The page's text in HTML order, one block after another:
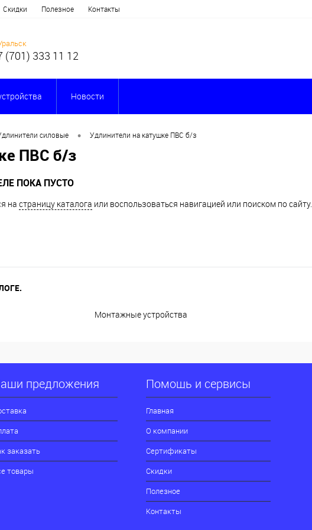
Скидки Полезное Контакты
(701) 333 11 12
Новости
силовые • Удлинители на катушке ПВС б/з
ПВС б/з
ПОКА ПУСТО
на страницу каталога или воспользоваться навигацией или поиском по сайту.
Монтажные устройства
предложения
заказать
товары
Помощь и сервисы
Главная
О компании
Сертификаты
Скидки
Полезное
Контакты